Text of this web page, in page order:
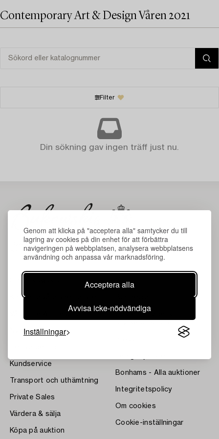
Genom att klicka på "acceptera alla" samtycker du till
lagring av cookies på din enhet för att förbättra
navigeringen på webbplatsen, analysera webbplatsens
användning och anpassa vår marknadsföring.
Acceptera alla
Avvisa icke-nödvändiga
Inställningar
Contemporary Art & Design Våren 2021
Filter
Din sökning gav ingen träff just nu.
Kontakta våra specialister
Nyheter
Kundservice
Transport och uthämtning
Private Sales
Värdera & sälja
Köpa på auktion
Villkor
Systembolagets
Bonhams - Alla auktioner
Integritetspolicy
Om cookies
Cookie-inställningar